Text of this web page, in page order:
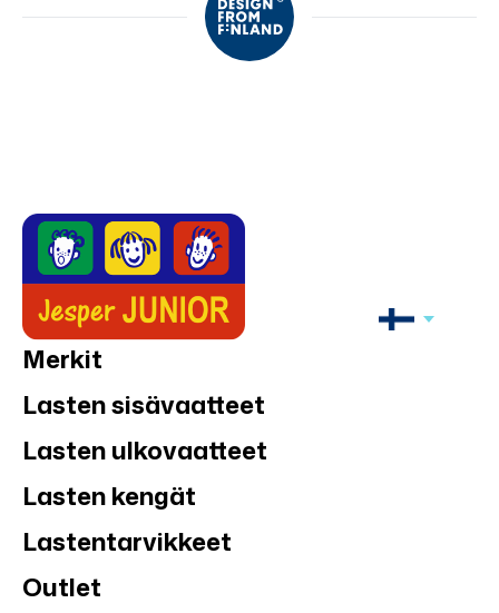
Merkit
Lasten sisävaatteet
Lasten ulkovaatteet
Lasten kengät
Lastentarvikkeet
Outlet